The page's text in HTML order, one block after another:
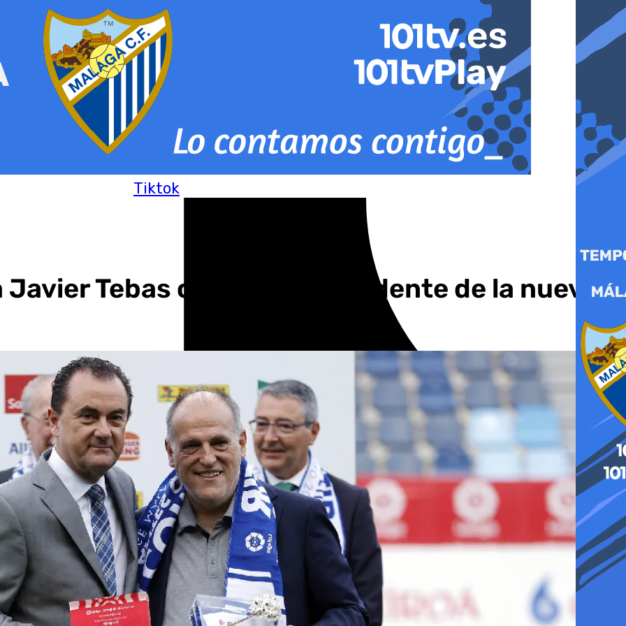
Tiktok
Tebas como vicepresidente de la nueva